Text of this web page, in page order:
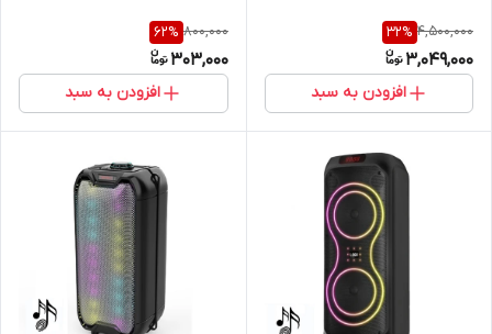
4,500,000
32%
3,049,000
افزودن به سبد
800,000
62%
303,000
افزودن به سبد